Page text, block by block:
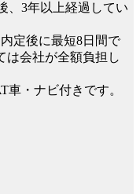
、3年以上経過してい
定後に最短8日間で
は会社が全額負担し
・ナビ付きです。